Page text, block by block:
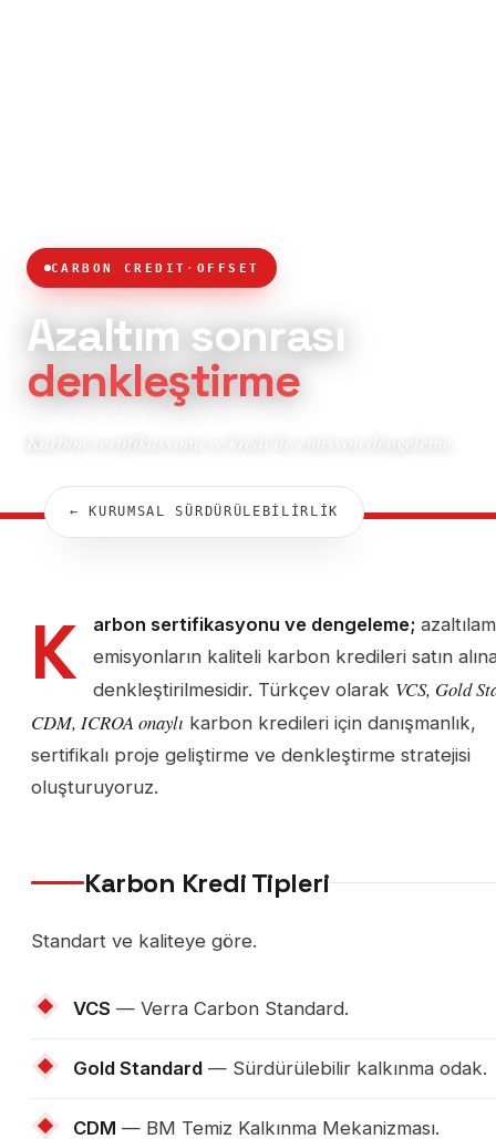
CARBON CREDIT · OFFSET
Azaltım sonrası
denkleştirme
← KURUMSAL SÜRDÜRÜLEBİLİRLİK
K arbon sertifikasyonu ve dengeleme;
emisyonların kaliteli karbon kredileri satın
denkleştirilmesidir. Türkçev olarak VCS, Gold
CDM, ICROA onaylı karbon kredileri için danışmanlık,
sertifikalı proje geliştirme ve denkleştirme stratejisi
oluşturuyoruz.
Karbon Kredi Tipleri
Standart ve kaliteye göre.
VCS — Verra Carbon Standard.
Gold Standard — Sürdürülebilir kalkınma odak.
CDM — BM Temiz Kalkınma Mekanizması.